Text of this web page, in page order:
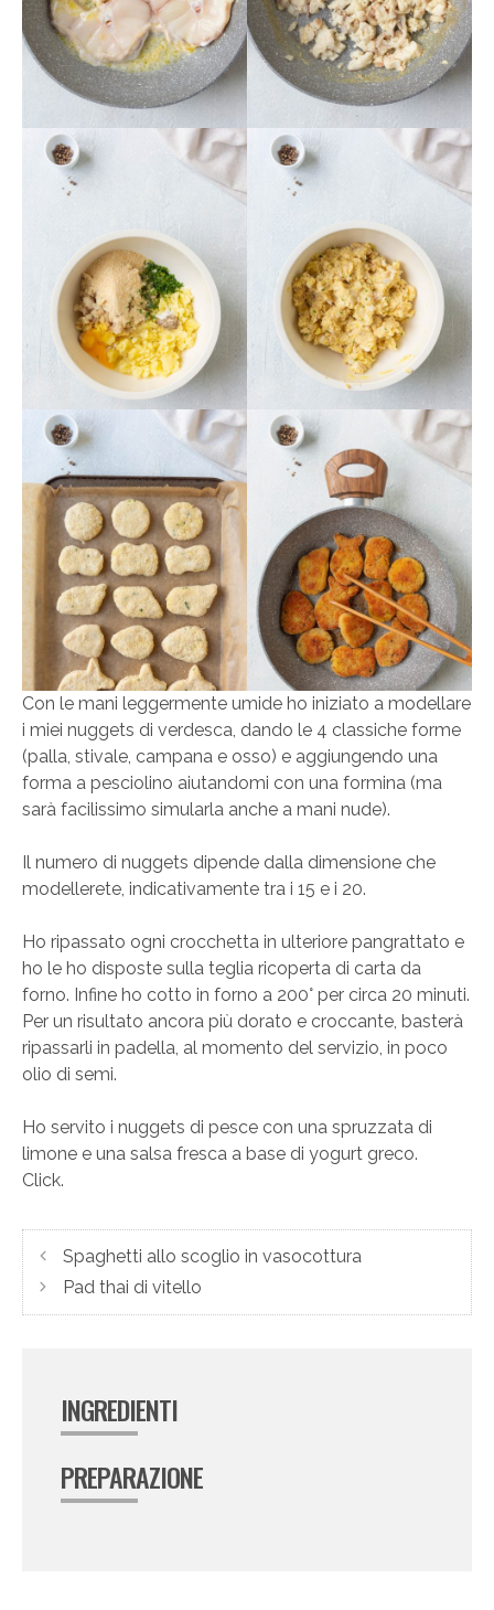
Con le mani leggermente umide ho iniziato a modellare
i miei nuggets di verdesca, dando le 4 classiche forme
(palla, stivale, campana e osso) e aggiungendo una
forma a pesciolino aiutandomi con una formina (ma
sarà facilissimo simularla anche a mani nude).
Il numero di nuggets dipende dalla dimensione che
modellerete, indicativamente tra i 15 e i 20.
Ho ripassato ogni crocchetta in ulteriore pangrattato e
ho le ho disposte sulla teglia ricoperta di carta da
forno. Infine ho cotto in forno a 200° per circa 20 minuti.
Per un risultato ancora più dorato e croccante, basterà
ripassarli in padella, al momento del servizio, in poco
olio di semi.
Ho servito i nuggets di pesce con una spruzzata di
limone e una salsa fresca a base di yogurt greco.
Click.
Spaghetti allo scoglio in vasocottura
Pad thai di vitello
INGREDIENTI
PREPARAZIONE